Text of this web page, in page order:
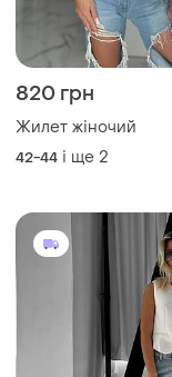
820 грн
Жилет жіночий
42-44 і ще 2